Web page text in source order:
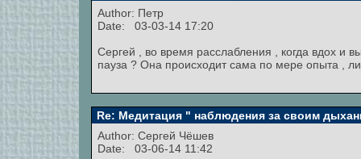
Author: Петр
Date: 03-03-14 17:20
Сергей , во время расслабления , когда вдох и
пауза ? Она происходит сама по мере опыта ,
Re: Медитация " наблюдения за своим
Author: Сергей Чёшев
Date: 03-06-14 11:42